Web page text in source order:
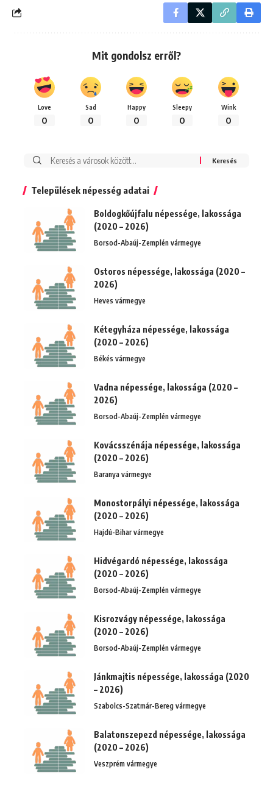
Mit gondolsz erről?
Love
0
Sad
0
Happy
0
Sleepy
0
Wink
0
Keresés:
Települések népesség adatai
Boldogkőújfalu népessége, lakossága
(2020 – 2026)
Borsod-Abaúj-Zemplén vármegye
Ostoros népessége, lakossága (2020 –
2026)
Heves vármegye
Kétegyháza népessége, lakossága
(2020 – 2026)
Békés vármegye
Vadna népessége, lakossága (2020 –
2026)
Borsod-Abaúj-Zemplén vármegye
Kovácsszénája népessége, lakossága
(2020 – 2026)
Baranya vármegye
Monostorpályi népessége, lakossága
(2020 – 2026)
Hajdú-Bihar vármegye
Hidvégardó népessége, lakossága
(2020 – 2026)
Borsod-Abaúj-Zemplén vármegye
Kisrozvágy népessége, lakossága
(2020 – 2026)
Borsod-Abaúj-Zemplén vármegye
Jánkmajtis népessége, lakossága (2020
– 2026)
Szabolcs-Szatmár-Bereg vármegye
Balatonszepezd népessége, lakossága
(2020 – 2026)
Veszprém vármegye